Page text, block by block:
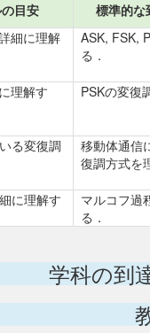
目安
標準的な
細に理解
ASK, FSK,
る．
理解す
PSKの変復
る変復調
移動体通信
復調方式を
に理解す
マルコフ過
る．
学科の到